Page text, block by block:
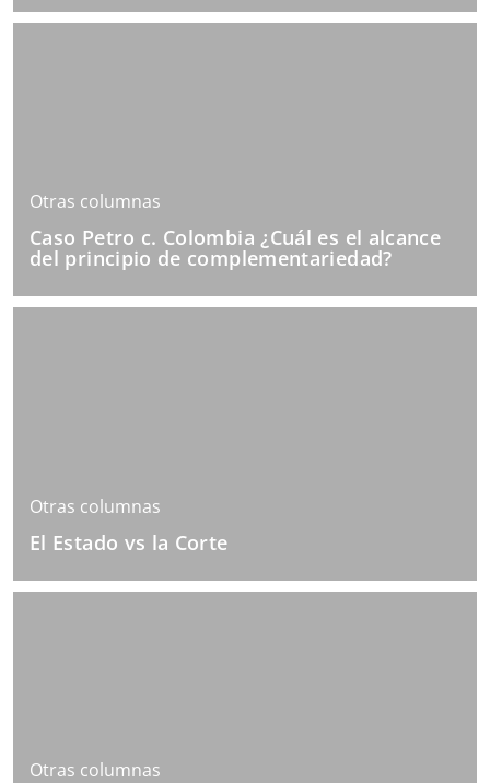
Otras columnas
Caso Petro c. Colombia ¿Cuál es el alcance
del principio de complementariedad?
Otras columnas
El Estado vs la Corte
Otras columnas